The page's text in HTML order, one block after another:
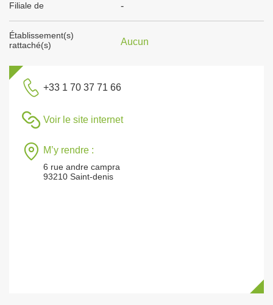
Filiale de -
Établissement(s)
rattaché(s)
Aucun
+33 1 70 37 71 66
Voir le site internet
M’y rendre :
6 rue andre campra
93210 Saint-denis